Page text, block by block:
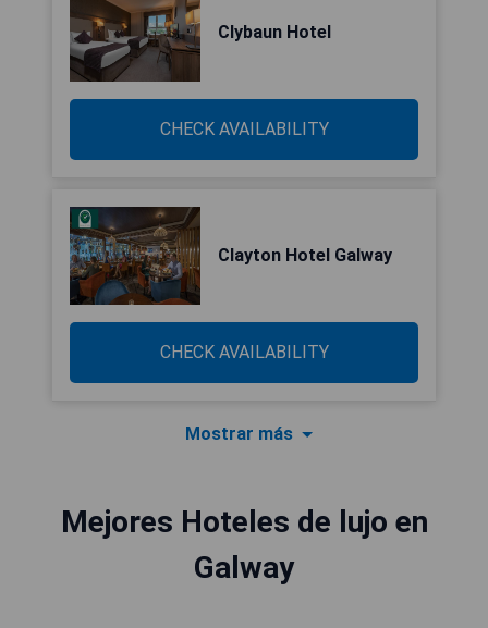
Clybaun Hotel
CHECK AVAILABILITY
Clayton Hotel Galway
CHECK AVAILABILITY
Mostrar más
Mejores Hoteles de lujo en
Galway